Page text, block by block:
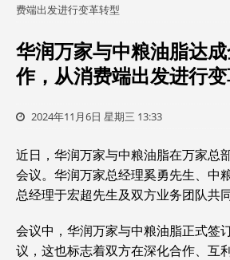
费端出发进行变革转型
华润万家与中粮油脂达
作，从消费端出发进行
2024年11月6日 星期三 13:33
近日，华润万家与中粮油脂在万家总
会议。华润万家总经理奚勇先生、中
总经理于宏超先生及双方业务团队共
会议中，华润万家与中粮油脂正式签
议，这也标志着双方在深化合作、互